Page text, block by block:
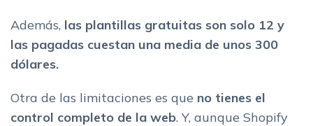
Además, las plantillas gratuitas son solo 12 y
las pagadas cuestan una media de unos 300
dólares.
Otra de las limitaciones es que no tienes el
control completo de la web. Y, aunque Shopify